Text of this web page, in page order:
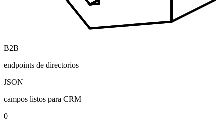
B2B
endpoints de directorios
JSON
campos listos para CRM
0